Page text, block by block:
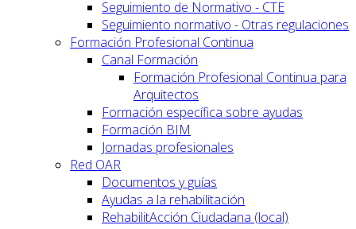
Seguimiento de Normativo - CTE
Seguimiento normativo - Otras regulaciones
Formación Profesional Continua
Canal Formación
Formación Profesional Continua para
Arquitectos
Formación específica sobre ayudas
Formación BIM
Jornadas profesionales
Red OAR
Documentos y guías
Ayudas a la rehabilitación
RehabilitAcción Ciudadana (local)